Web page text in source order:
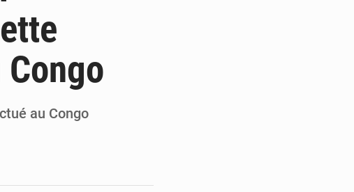
les produits forestiers non ligneux
au Congo